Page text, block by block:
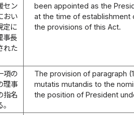
セン
おい
定に
事長
れた
been appointed as the
at the time of establishment
the provisions of this Act.
項の
理事
指名
The provision of paragraph
mutatis mutandis to the
the position of President